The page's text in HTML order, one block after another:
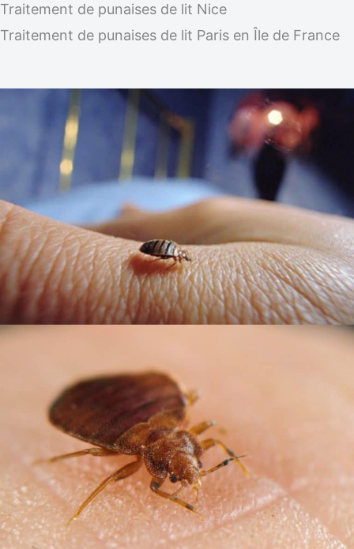
Traitement de punaises de lit Nice
Traitement de punaises de lit Paris en Île de France